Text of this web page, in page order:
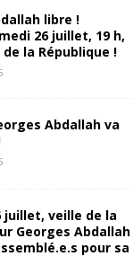
libre !
26 juillet, 19 h,
la République !
Abdallah va
juillet, veille de la
Georges Abdallah
pour sa